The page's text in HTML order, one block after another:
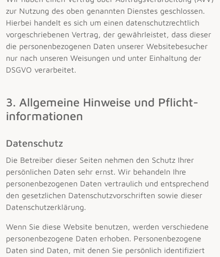
zur Nutzung des oben genannten Dienstes geschlossen.
Hierbei handelt es sich um einen datenschutzrechtlich
vorgeschriebenen Vertrag, der gewährleistet, dass dieser
die personenbezogenen Daten unserer Websitebesucher
nur nach unseren Weisungen und unter Einhaltung der
DSGVO verarbeitet.
3. Allgemeine Hinweise und Pflicht­
informationen
Datenschutz
Die Betreiber dieser Seiten nehmen den Schutz Ihrer
persönlichen Daten sehr ernst. Wir behandeln Ihre
personenbezogenen Daten vertraulich und entsprechend
den gesetzlichen Datenschutzvorschriften sowie dieser
Datenschutzerklärung.
Wenn Sie diese Website benutzen, werden verschiedene
personenbezogene Daten erhoben. Personenbezogene
Daten sind Daten, mit denen Sie persönlich identifiziert